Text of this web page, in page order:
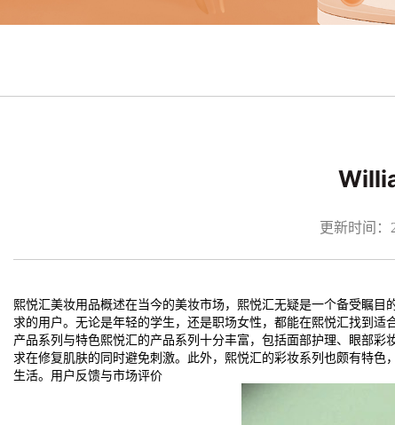
更新时间：
熙悦汇美妆用品概述在当今的美妆市场，熙悦汇无疑是一个备受瞩
求的用户。无论是年轻的学生，还是职场女性，都能在熙悦汇找到适
产品系列与特色熙悦汇的产品系列十分丰富，包括面部护理、眼部
求在修复肌肤的同时避免刺激。此外，熙悦汇的彩妆系列也颇有特
生活。用户反馈与市场评价